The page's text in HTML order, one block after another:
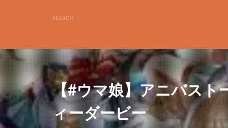
【#ウマ娘】アニバスト
ィーダービー